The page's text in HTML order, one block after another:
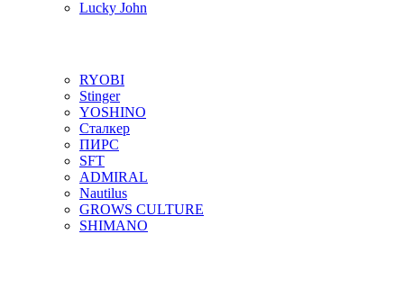
Lucky John
RYOBI
Stinger
YOSHINO
Сталкер
ПИРС
SFT
ADMIRAL
Nautilus
GROWS CULTURE
SHIMANO